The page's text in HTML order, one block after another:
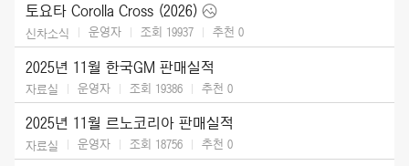
토요타 Corolla Cross (2026)
신차소식 운영자 조회 19937 추천 0
2025년 11월 한국GM 판매실적
자료실 운영자 조회 19386 추천 0
2025년 11월 르노코리아 판매실적
자료실 운영자 조회 18756 추천 0